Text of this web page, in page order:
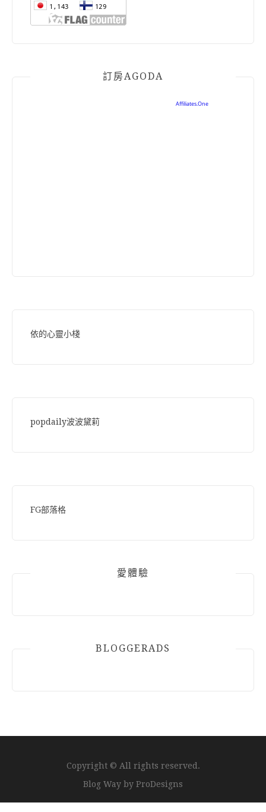
訂房AGODA
依的心靈小棧
popdaily波波黛莉
FG部落格
愛體驗
BLOGGERADS
Copyright © All rights reserved.
Blog Way by ProDesigns